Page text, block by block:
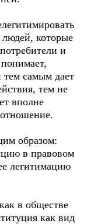
которые
и
тем самым дает
тем не
вполне
образом:
в правовом
легитимацию
в обществе
как вид